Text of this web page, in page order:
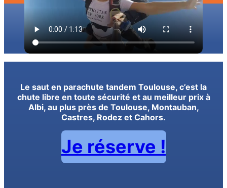
Le saut en parachute tandem Toulouse, c’est la
chute libre en toute sécurité et au meilleur prix à
Albi, au plus près de Toulouse, Montauban,
Castres, Rodez et Cahors.
Je réserve !